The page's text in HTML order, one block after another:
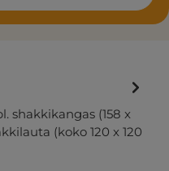
shakkikangas (158 x
(koko 120 x 120